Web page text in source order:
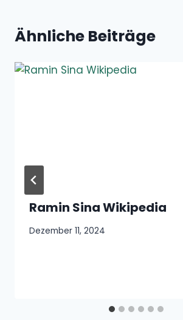
Ähnliche Beiträge
Ramin Sina Wikipedia
Dezember 11, 2024